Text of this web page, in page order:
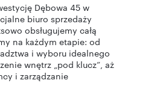
Dębowa 45 w
biuro sprzedaży
obsługujemy całą
na każdym etapie: od
i wyboru idealnego
wnętrz „pod klucz”, aż
i zarządzanie